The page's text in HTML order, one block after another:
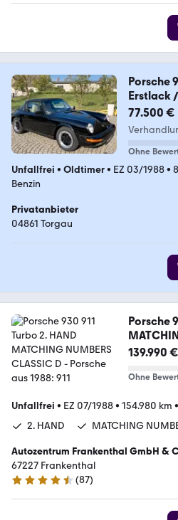
Porsche
Erstlack
77.500 €
Ohne
Unfallfrei • Oldtimer• EZ 03/1988•
Benzin
Privatanbieter
04861 Torgau
Porsche
139.990 €
Ohne
Unfallfrei • EZ 07/1988• 154.980 km •
2. HAND
MATCHING
Autozentrum Frankenthal GmbH &
67227 Frankenthal
4.5 Sterne
(87)